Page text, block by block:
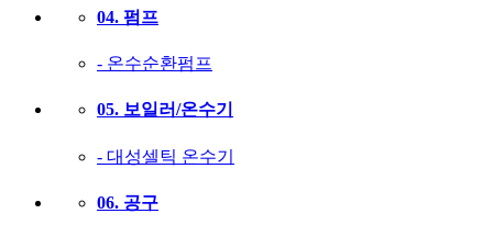
04. 펌프
- 온수순환펌프
05. 보일러/온수기
- 대성셀틱 온수기
06. 공구